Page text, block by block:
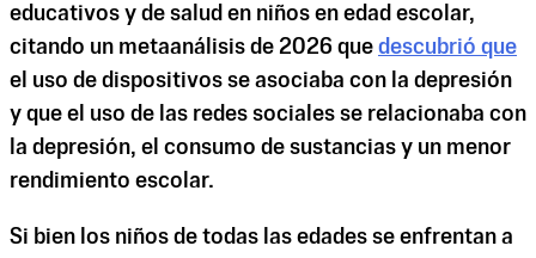
educativos y de salud en niños en edad escolar,
citando un metaanálisis de 2026 que descubrió que
el uso de dispositivos se asociaba con la depresión
y que el uso de las redes sociales se relacionaba con
la depresión, el consumo de sustancias y un menor
rendimiento escolar.
Si bien los niños de todas las edades se enfrentan a